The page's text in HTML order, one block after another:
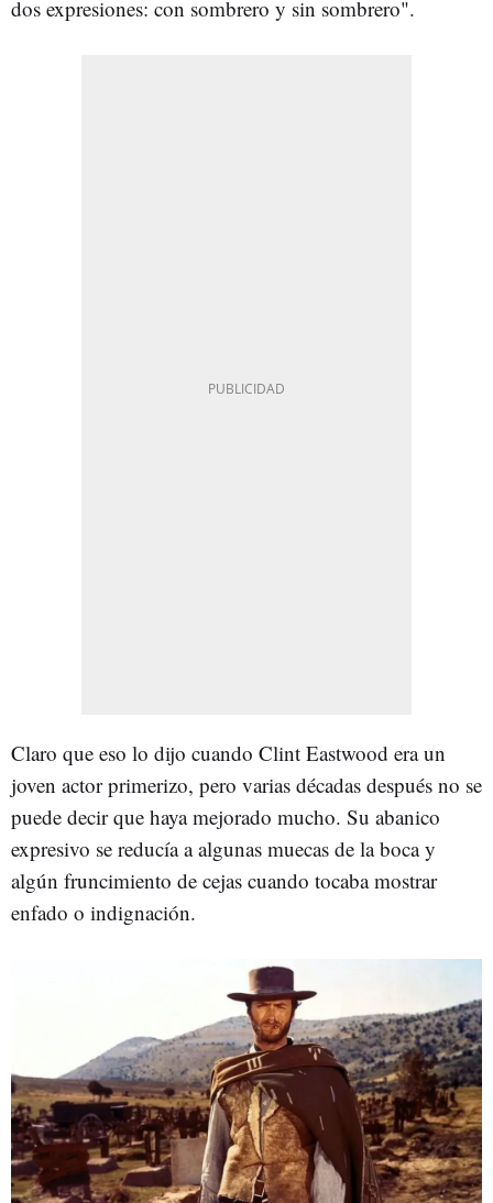
dos expresiones: con sombrero y sin sombrero".
Claro que eso lo dijo cuando Clint Eastwood era un
joven actor primerizo, pero varias décadas después no se
puede decir que haya mejorado mucho. Su abanico
expresivo se reducía a algunas muecas de la boca y
algún fruncimiento de cejas cuando tocaba mostrar
enfado o indignación.